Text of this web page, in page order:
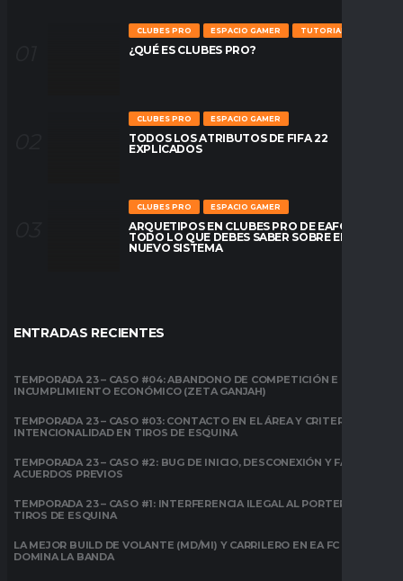
CLUBES PRO ESPACIO GAMER TUTORIALES
¿QUÉ ES CLUBES PRO?
CLUBES PRO ESPACIO GAMER
TODOS LOS ATRIBUTOS DE FIFA 22
EXPLICADOS
CLUBES PRO ESPACIO GAMER
ARQUETIPOS EN CLUBES PRO DE EAFC26:
TODO LO QUE DEBES SABER SOBRE EL
NUEVO SISTEMA
ENTRADAS RECIENTES
TEMPORADA 23 – CASO #04: ABANDONO DE COMPETICIÓN E
INCUMPLIMIENTO ECONÓMICO (ZETA GANJAH)
TEMPORADA 23 – CASO #03: CONTACTO EN EL ÁREA Y CRITERIO DE
INTENCIONALIDAD EN TIROS DE ESQUINA
TEMPORADA 23 – CASO #2: BUG DE INICIO, DESCONEXIÓN Y FALTA DE
ACUERDOS PREVIOS
TEMPORADA 23 – CASO #1: INTERFERENCIA ILEGAL AL PORTERO EN
TIROS DE ESQUINA
LA MEJOR BUILD DE VOLANTE (MD/MI) Y CARRILERO EN EA FC 26:
DOMINA LA BANDA